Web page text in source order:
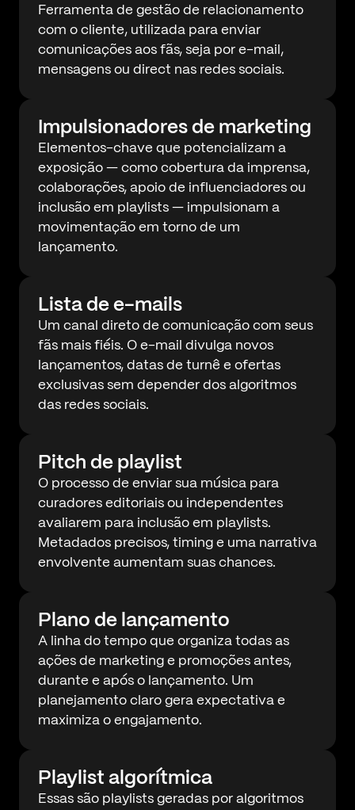
Ferramenta de gestão de relacionamento
com o cliente, utilizada para enviar
comunicações aos fãs, seja por e-mail,
mensagens ou direct nas redes sociais.
Impulsionadores de marketing
Elementos-chave que potencializam a
exposição — como cobertura da imprensa,
colaborações, apoio de influenciadores ou
inclusão em playlists — impulsionam a
movimentação em torno de um
lançamento.
Lista de e-mails
Um canal direto de comunicação com seus
fãs mais fiéis. O e-mail divulga novos
lançamentos, datas de turnê e ofertas
exclusivas sem depender dos algoritmos
das redes sociais.
Pitch de playlist
O processo de enviar sua música para
curadores editoriais ou independentes
avaliarem para inclusão em playlists.
Metadados precisos, timing e uma narrativa
envolvente aumentam suas chances.
Plano de lançamento
A linha do tempo que organiza todas as
ações de marketing e promoções antes,
durante e após o lançamento. Um
planejamento claro gera expectativa e
maximiza o engajamento.
Playlist algorítmica
Essas são playlists geradas por algoritmos